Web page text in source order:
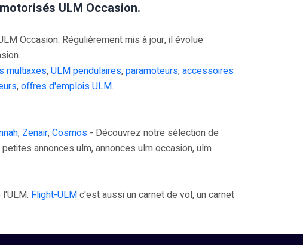
ULM Occasion.
Occasion. Régulièrement mis à jour, il évolue
multiaxes,ULM pendulaires,paramoteurs,accessoires
,offres d'emplois ULM.
, Zenair,Cosmos - Découvrez notre sélection de
petites annonces ulm, annonces ulm occasion, ulm
Flight-ULMc'est aussi un carnet de vol, un carnet